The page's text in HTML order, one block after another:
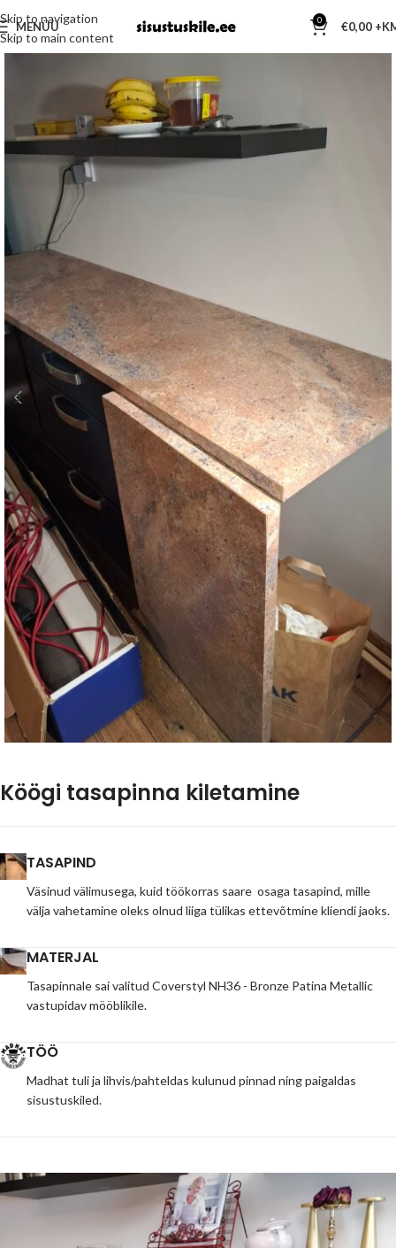
Skip to navigation
Skip to main content
MENÜÜ 0 €0,00
Köögi tasapinna kiletamine
TASAPIND
Väsinud välimusega, kuid töökorras saare osaga tasapind, mille
välja vahetamine oleks olnud liiga tülikas ettevõtmine kliendi jaoks.
MATERJAL
Tasapinnale sai valitud Coverstyl NH36 - Bronze Patina Metallic
vastupidav mööblikile.
TÖÖ
Madhat tuli ja lihvis/pahteldas kulunud pinnad ning paigaldas
sisustuskiled.